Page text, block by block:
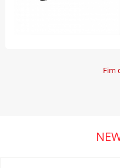
Fim